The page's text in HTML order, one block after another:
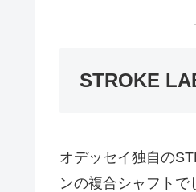
STROKE
オデッセイ独自の
ンの複合シャフトで